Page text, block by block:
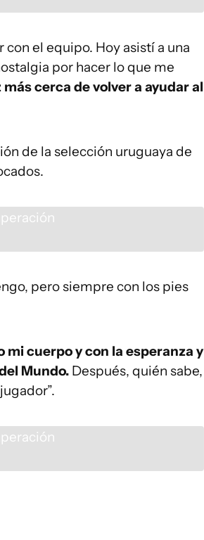
el equipo. Hoy asistí a una
por hacer lo que me
cerca de volver a ayudar al
de la selección uruguaya de
pero siempre con los pies
cuerpo y con la esperanza y
Mundo. Después, quién sabe,